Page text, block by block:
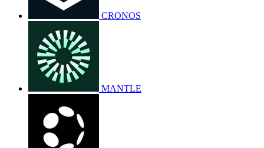
CRONOS
MANTLE